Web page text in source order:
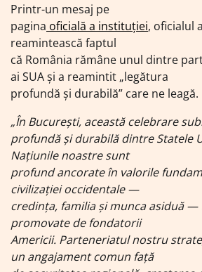
Printr-un mesaj pe
pagina oficială a instituţiei, oficialul
reamintească faptul
că România rămâne unul dintre
ai SUA şi a reamintit „legătura
profundă şi durabilă” care ne leagă.
„În București, această celebrare
profundă și durabilă dintre Statele
Națiunile noastre sunt
profund ancorate în valorile
civilizației occidentale —
credința, familia și munca asiduă
promovate de fondatorii
Americii. Parteneriatul nostru
un angajament comun față